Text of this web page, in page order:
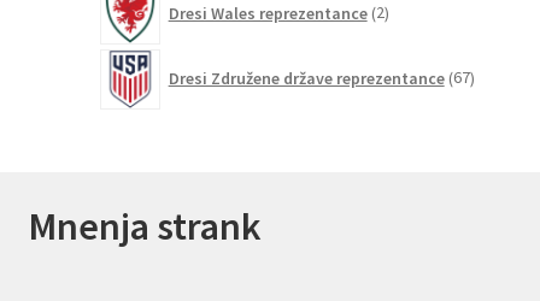
Dresi Wales reprezentance 2izdelka
Dresi Združene države reprezentance 67izdelkov
Mnenja strank